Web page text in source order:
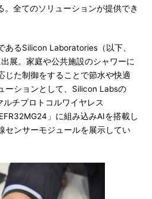
。全てのソリューションが提供でき
るSilicon Laboratories（以下、
展。家庭や公共施設のシャワーに
じた制御をすることで節水や快適
ーションとして、Silicon Labsの
チプロトコルワイヤレス
」に組み込みAIを搭載し
センサーモジュールを展示してい